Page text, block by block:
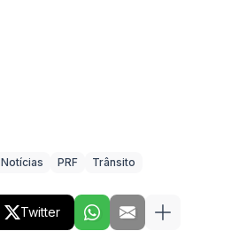
Notícias PRF Trânsito
Twitter